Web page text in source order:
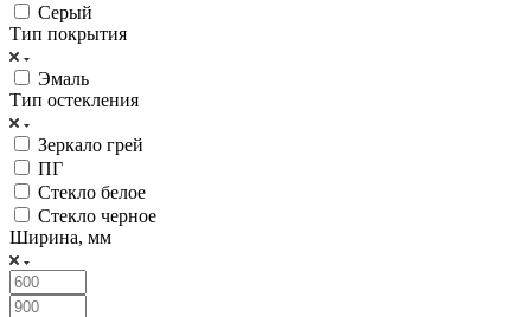
Серый
Тип покрытия
Эмаль
Тип остекления
Зеркало грей
ПГ
Стекло белое
Стекло черное
Ширина, мм